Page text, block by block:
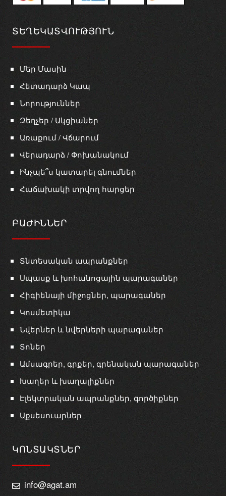
ՏԵՂԵԿԱՏՎՈՒԹՅՈՒՆ
Մեր Մասին
Հետադարձ Կապ
Նորություններ
Զեղչեր / Ակցիաներ
Առաքում / Վճարում
Վերադարձ / Փոխանակում
Ինչպե՞ս կատարել գնումներ
Հաճախակի տրվող հարցեր
ԲԱԺԻՆՆԵՐ
Տնտեսական ապրանքներ
Սպասք և խոհանոցային պարագաներ
Հիգիենայի միջոցներ, պարագաներ
Կոսմետիկա
Նվերներ և նվերների պարագաներ
Տոներ
Ամսագրեր, գրքեր, գրենական պարագաներ
Խաղեր և խաղալիքներ
Էլեկտրական ապրանքներ, գործիքներ
Աքսեսուարներ
ԿՈՆՏԱԿՏՆԵՐ
info@agat.am